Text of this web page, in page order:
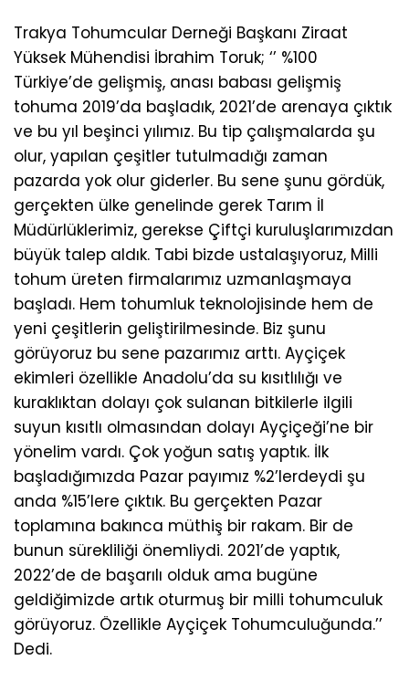
Trakya Tohumcular Derneği Başkanı Ziraat
Yüksek Mühendisi İbrahim Toruk; ‘’ %100
Türkiye’de gelişmiş, anası babası gelişmiş
tohuma 2019’da başladık, 2021’de arenaya çıktık
ve bu yıl beşinci yılımız. Bu tip çalışmalarda şu
olur, yapılan çeşitler tutulmadığı zaman
pazarda yok olur giderler. Bu sene şunu gördük,
gerçekten ülke genelinde gerek Tarım İl
Müdürlüklerimiz, gerekse Çiftçi kuruluşlarımızdan
büyük talep aldık. Tabi bizde ustalaşıyoruz, Milli
tohum üreten firmalarımız uzmanlaşmaya
başladı. Hem tohumluk teknolojisinde hem de
yeni çeşitlerin geliştirilmesinde. Biz şunu
görüyoruz bu sene pazarımız arttı. Ayçiçek
ekimleri özellikle Anadolu’da su kısıtlılığı ve
kuraklıktan dolayı çok sulanan bitkilerle ilgili
suyun kısıtlı olmasından dolayı Ayçiçeği’ne bir
yönelim vardı. Çok yoğun satış yaptık. İlk
başladığımızda Pazar payımız %2’lerdeydi şu
anda %15’lere çıktık. Bu gerçekten Pazar
toplamına bakınca müthiş bir rakam. Bir de
bunun sürekliliği önemliydi. 2021’de yaptık,
2022’de de başarılı olduk ama bugüne
geldiğimizde artık oturmuş bir milli tohumculuk
görüyoruz. Özellikle Ayçiçek Tohumculuğunda.’’
Dedi.